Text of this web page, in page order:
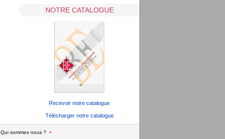
NOTRE CATALOGUE
Recevoir notre catalogue
Télécharger notre catalogue
Qui sommes nous ? •